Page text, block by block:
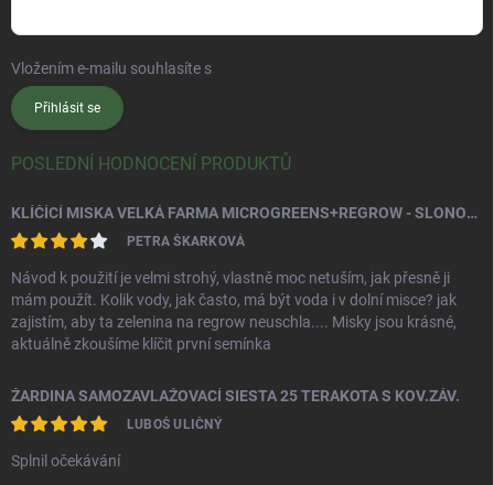
Vložením e-mailu souhlasíte s
Přihlásit se
POSLEDNÍ HODNOCENÍ PRODUKTŮ
KLÍČÍCÍ MISKA VELKÁ FARMA MICROGREENS+REGROW - SLONOVÁ KOST
PETRA ŠKARKOVÁ
Návod k použití je velmi strohý, vlastně moc netuším, jak přesně ji
mám použít. Kolik vody, jak často, má být voda i v dolní misce? jak
zajistím, aby ta zelenina na regrow neuschla.... Misky jsou krásné,
aktuálně zkoušíme klíčit první semínka
ŽARDINA SAMOZAVLAŽOVACÍ SIESTA 25 TERAKOTA S KOV.ZÁV.
LUBOŠ ULIČNÝ
Splnil očekávání